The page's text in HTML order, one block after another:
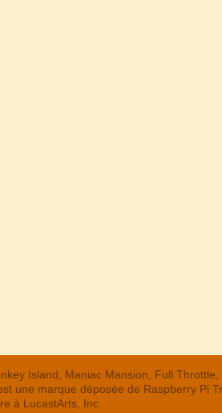
Island, Maniac Mansion, Full
une marque déposée de Raspberry Pi
à LucastArts, Inc.